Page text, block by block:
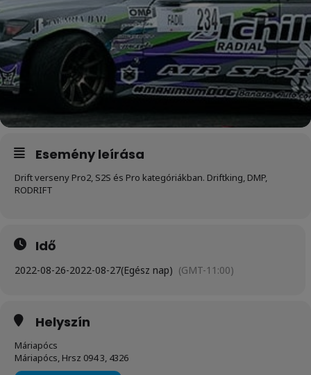
Esemény leírása
Drift verseny Pro2, S2S és Pro kategóriákban. Driftking, DMP,
RODRIFT
Idő
2022-08-26-2022-08-27(Egész nap) (GMT-11:00)
Helyszín
Máriapócs
Máriapócs, Hrsz 094 3, 4326